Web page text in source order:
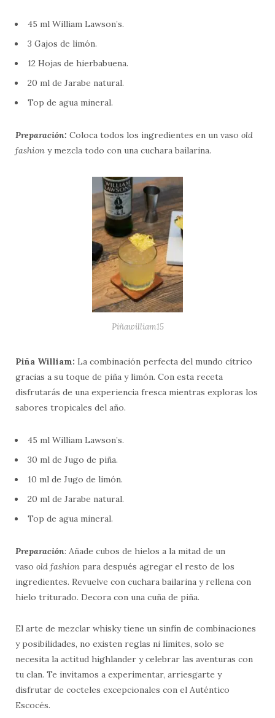
45 ml William Lawson’s.
3 Gajos de limón.
12 Hojas de hierbabuena.
20 ml de Jarabe natural.
Top de agua mineral.
Preparación: Coloca todos los ingredientes en un vaso old
fashion y mezcla todo con una cuchara bailarina.
Piñawilliam15
Piña William: La combinación perfecta del mundo cítrico
gracias a su toque de piña y limón. Con esta receta
disfrutarás de una experiencia fresca mientras exploras los
sabores tropicales del año.
45 ml William Lawson’s.
30 ml de Jugo de piña.
10 ml de Jugo de limón.
20 ml de Jarabe natural.
Top de agua mineral.
Preparación: Añade cubos de hielos a la mitad de un
vaso old fashion para después agregar el resto de los
ingredientes. Revuelve con cuchara bailarina y rellena con
hielo triturado. Decora con una cuña de piña.
El arte de mezclar whisky tiene un sinfín de combinaciones
y posibilidades, no existen reglas ni límites, solo se
necesita la actitud highlander y celebrar las aventuras con
tu clan. Te invitamos a experimentar, arriesgarte y
disfrutar de cocteles excepcionales con el Auténtico
Escocés.